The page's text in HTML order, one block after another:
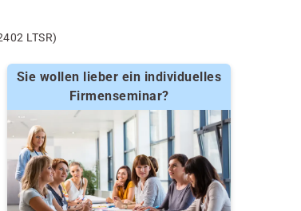
LTSR)
Sie wollen lieber ein individuelles
Firmenseminar?